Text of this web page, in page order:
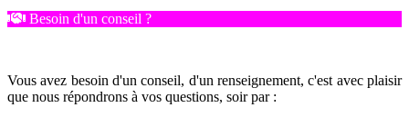
Besoin d'un conseil ?
Vous avez besoin d'un conseil, d'un renseignement, c'est avec plaisir
que nous répondrons à vos questions, soir par :